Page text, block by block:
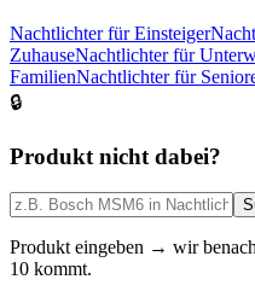
NachtlichterfürEinsteiger
ZuhauseNachtlichterfür
FamilienNachtlichterfür
🔒
Produkt nicht dabei?
Produkt eingeben → wir
10 kommt.